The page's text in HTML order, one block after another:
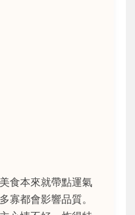
食本來就帶點運氣
寡都會影響品質。